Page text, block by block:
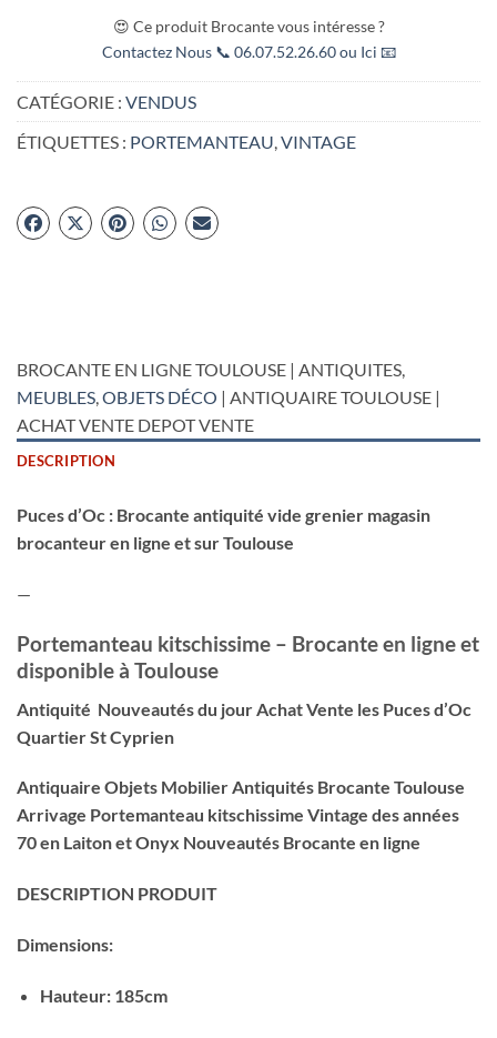
😍 Ce produit Brocante vous intéresse ?
Contactez Nous 📞 06.07.52.26.60 ou Ici 📧
CATÉGORIE : VENDUS
ÉTIQUETTES : PORTEMANTEAU,VINTAGE
BROCANTE EN LIGNE TOULOUSE | ANTIQUITES,
MEUBLES,OBJETS DÉCO | ANTIQUAIRE TOULOUSE |
ACHAT VENTE DEPOT VENTE
DESCRIPTION
Puces d’Oc : Brocante antiquité vide grenier magasin
brocanteur en ligne et sur Toulouse
—
Portemanteau kitschissime – Brocante en ligne et
disponible à Toulouse
Antiquité Nouveautés du jour Achat Vente les Puces d’Oc
Quartier St Cyprien
Antiquaire Objets Mobilier Antiquités Brocante Toulouse
Arrivage Portemanteau kitschissime Vintage des années
70 en Laiton et Onyx Nouveautés Brocante en ligne
DESCRIPTION PRODUIT
Dimensions:
Hauteur: 185cm